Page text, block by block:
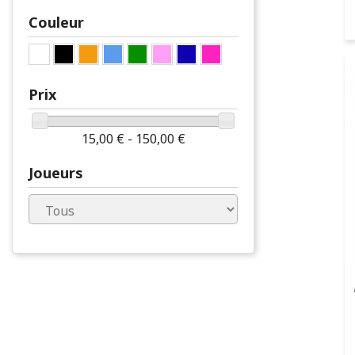
Couleur
Prix
15,00 € - 150,00 €
Joueurs